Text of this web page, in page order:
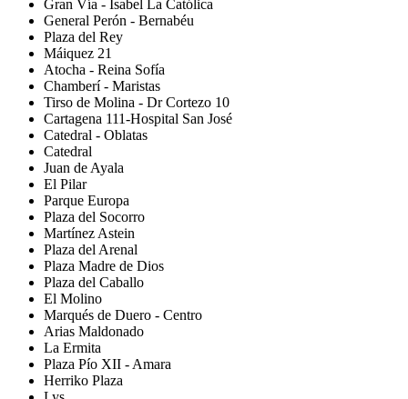
Gran Vía - Isabel La Católica
General Perón - Bernabéu
Plaza del Rey
Máiquez 21
Atocha - Reina Sofía
Chamberí - Maristas
Tirso de Molina - Dr Cortezo 10
Cartagena 111-Hospital San José
Catedral - Oblatas
Catedral
Juan de Ayala
El Pilar
Parque Europa
Plaza del Socorro
Martínez Astein
Plaza del Arenal
Plaza Madre de Dios
Plaza del Caballo
El Molino
Marqués de Duero - Centro
Arias Maldonado
La Ermita
Plaza Pío XII - Amara
Herriko Plaza